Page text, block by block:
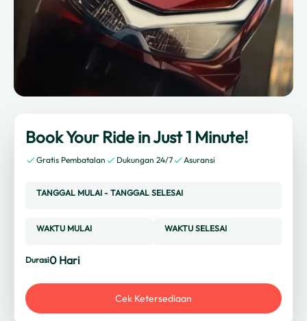
Book Your Ride in Just 1 Minute!
Gratis Pembatalan Dukungan 24/7 Asuransi
TANGGAL MULAI - TANGGAL SELESAI
WAKTU MULAI WAKTU SELESAI
Durasi0 Hari
Cek Ketersediaan